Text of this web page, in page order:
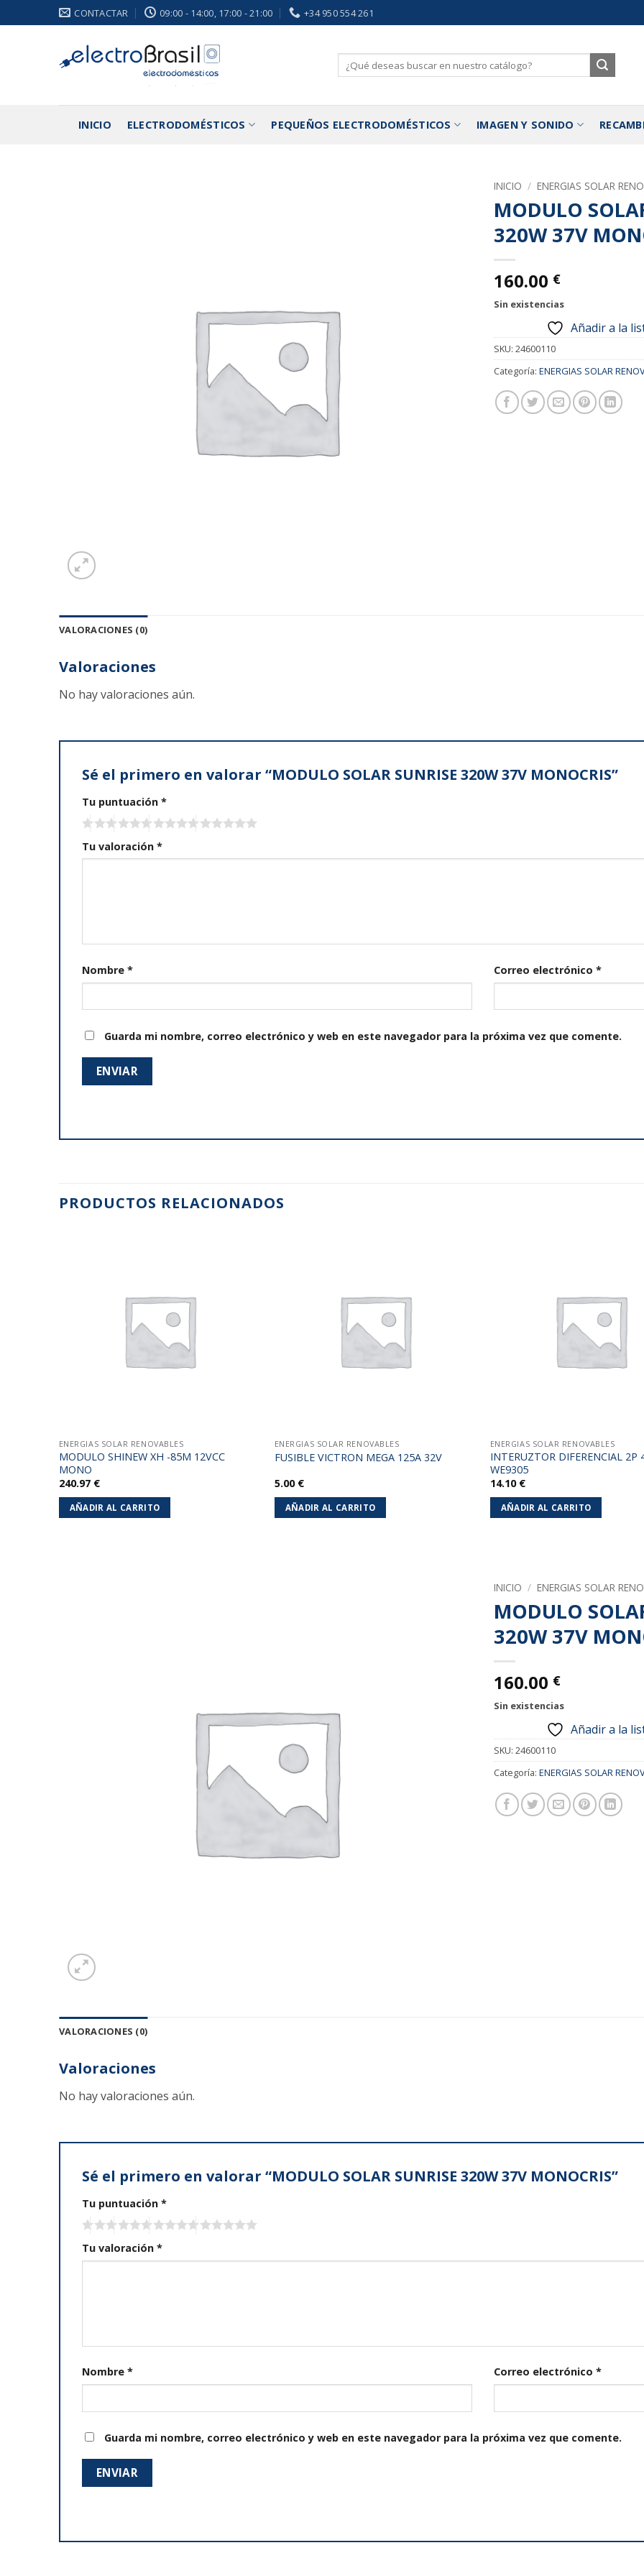
al
CONTACTAR 09:00 - 14:00, 17:00 - 21:00 +34 950 554 261
Buscar
por:
INICIO ELECTRODOMÉSTICOS PEQUEÑOS ELECTRODOMÉSTICOS IMAGEN Y SONIDO
INICIO / ENERGIAS SOLAR
MODULO
320W 37V
160.00 €
Sin existencias
Añadir a la
SKU: 24600110
Categoría: ENERGIAS SOLAR
VALORACIONES (0)
Valoraciones
No hay valoraciones aún.
Sé el primero en valorar “MODULO SOLAR SUNRISE 320W 37V MONOCRIS”
Tu puntuación *
Tu valoración *
Nombre * Correo electrónico *
Guarda mi nombre, correo electrónico y web en este navegador para la próxima vez que comente.
PRODUCTOS RELACIONADOS
ENERGIAS SOLAR RENOVABLES
MODULO SHINEW XH -85M 12VCC
MONO
240.97 €
AÑADIR AL CARRITO
ENERGIAS SOLAR RENOVABLES
FUSIBLE VICTRON MEGA 125A 32V
5.00 €
AÑADIR AL CARRITO
ENERGIAS SOLAR RENOVABLES
INTERUZTOR DIFERENCIAL 2P
WE9305
14.10 €
AÑADIR AL CARRITO
INICIO / ENERGIAS SOLAR
MODULO
320W 37V
160.00 €
Sin existencias
Añadir a la
SKU: 24600110
Categoría: ENERGIAS SOLAR
VALORACIONES (0)
Valoraciones
No hay valoraciones aún.
Sé el primero en valorar “MODULO SOLAR SUNRISE 320W 37V MONOCRIS”
Tu puntuación *
Tu valoración *
Nombre * Correo electrónico *
Guarda mi nombre, correo electrónico y web en este navegador para la próxima vez que comente.